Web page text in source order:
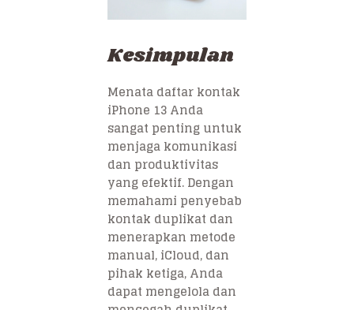
Kesimpulan
Menata daftar kontak
iPhone 13 Anda
sangat penting untuk
menjaga komunikasi
dan produktivitas
yang efektif. Dengan
memahami penyebab
kontak duplikat dan
menerapkan metode
manual, iCloud, dan
pihak ketiga, Anda
dapat mengelola dan